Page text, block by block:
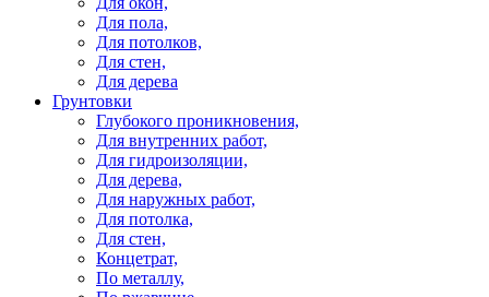
Для пола,
Для потолков,
Для стен,
Для дерева
Грунтовки
Глубокого проникновения,
Для внутренних работ,
Для гидроизоляции,
Для дерева,
Для наружных работ,
Для потолка,
Для стен,
Концетрат,
По металлу,